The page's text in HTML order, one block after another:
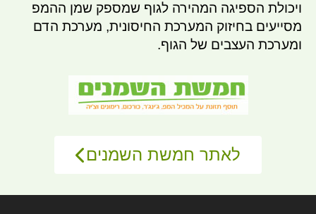
ויכולת הספיגה המהירה לגוף שמספק שמן ההמפ
מסייעים בחיזוק המערכת החיסונית, מערכת הדם
ומערכת העצבים של הגוף.
לאתר חמשת השמנים